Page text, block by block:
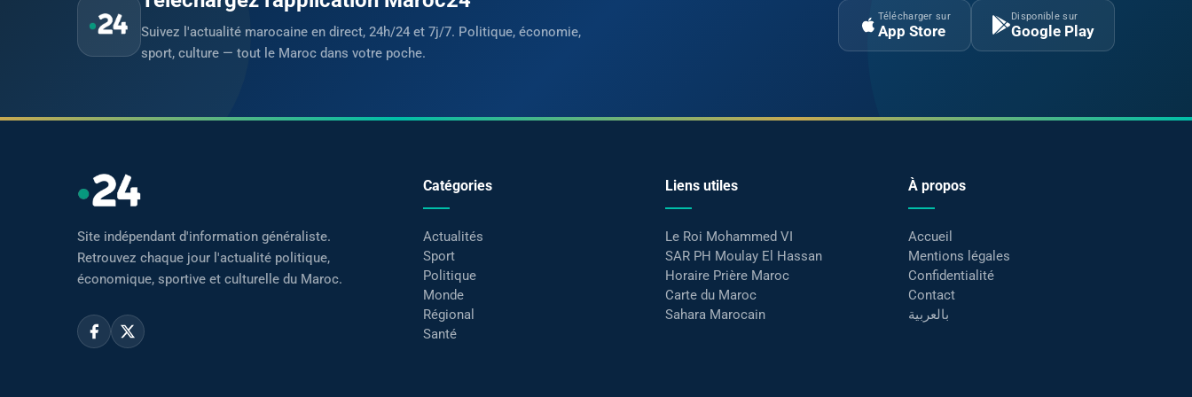
Suivez l'actualité marocaine en direct, 24h/24 et 7j/7. Politique, économie,
sport, culture — tout le Maroc dans votre poche.
Télécharger sur
App Store
Disponible sur
Google Play
Site indépendant d'information généraliste.
Retrouvez chaque jour l'actualité politique,
économique, sportive et culturelle du Maroc.
Catégories
Actualités
Sport
Politique
Monde
Régional
Santé
Liens utiles
Le Roi Mohammed VI
SAR PH Moulay El Hassan
Horaire Prière Maroc
Carte du Maroc
Sahara Marocain
À propos
Accueil
Mentions légales
Confidentialité
Contact
بالعربية